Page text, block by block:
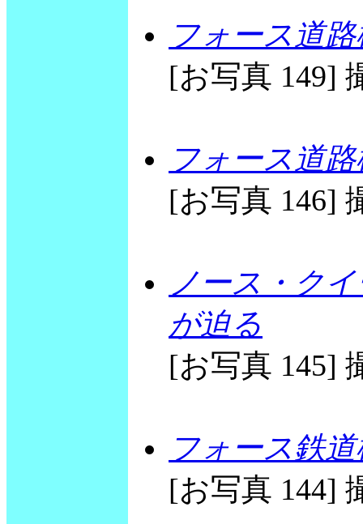
フォース道
[お写真 149]
フォース道
[お写真 146]
ノース・ク
が迫る
[お写真 145]
フォース鉄
[お写真 144]